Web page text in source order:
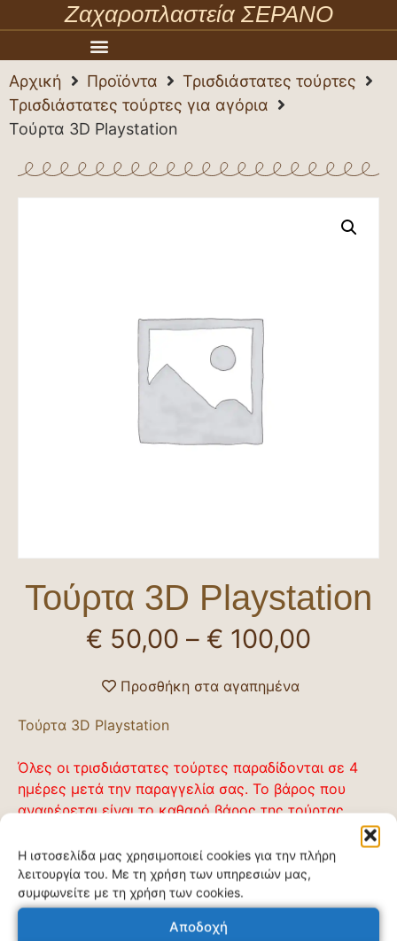
Η ιστοσελίδα μας χρησιμοποιεί cookies για την πλήρη
λειτουργία του. Με τη χρήση των υπηρεσιών μας,
συμφωνείτε με τη χρήση των cookies.
Αποδοχή
Ζαχαροπλαστεία ΣΕΡΑΝΟ
Αρχική Προϊόντα
Τρισδιάστατες τούρτες
Τρισδιάστατες τούρτες για αγόρια
Τούρτα 3D Playstation
Τούρτα 3D Playstation
€ 50,00 – € 100,00
Προσθήκη στα αγαπημένα
Τούρτα 3D Playstation
Όλες οι τρισδιάστατες τούρτες παραδίδονται σε 4
ημέρες μετά την παραγγελία σας. Το βάρος που
αναφέρεται είναι το καθαρό βάρος της τούρτας
Σχετικά προϊόντα